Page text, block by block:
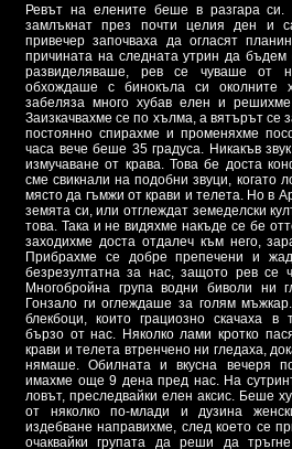
Ревът на елените беше в разгара
замлъкнат през почти целия ден и
привечер започваха да огласят
причината на следната утрин да
развиделяваше, рев се чуваше от
обхождаше с бинокъла си
забеляза много хубав елен и
Заизкачвахме се по хълма, а вятърът се
постоянно спирахме и променяхме
часа вече беше 35 градуса. Никакъв
измучаване от крава. Това бе доста
сме свикнали на подобни звуци, когато
място да гъмжи от крави и телета. Но в
земята си, или отглеждат земеделски
това. Така и не видяхме накъде се бе
заходихме доста отдалеч към него,
Прибрахме се добре препечени и
безрезултатна за нас, защото рев се
Многобройна група водни биволи ни
Гонзало ги оглеждаше за голям
блекбоци, които грациозно скачаха в
бързо от нас. Няколко лами кротко
крави и телета втренчено ни гледаха,
нямаше. Обилната и вкусна вечеря
имахме още 9 дена пред нас. На
ловът, преследвайки елен аксис. Беше
от няколко по-млади и дузина
издебване направихме, след което се
очаквайки групата да реши да